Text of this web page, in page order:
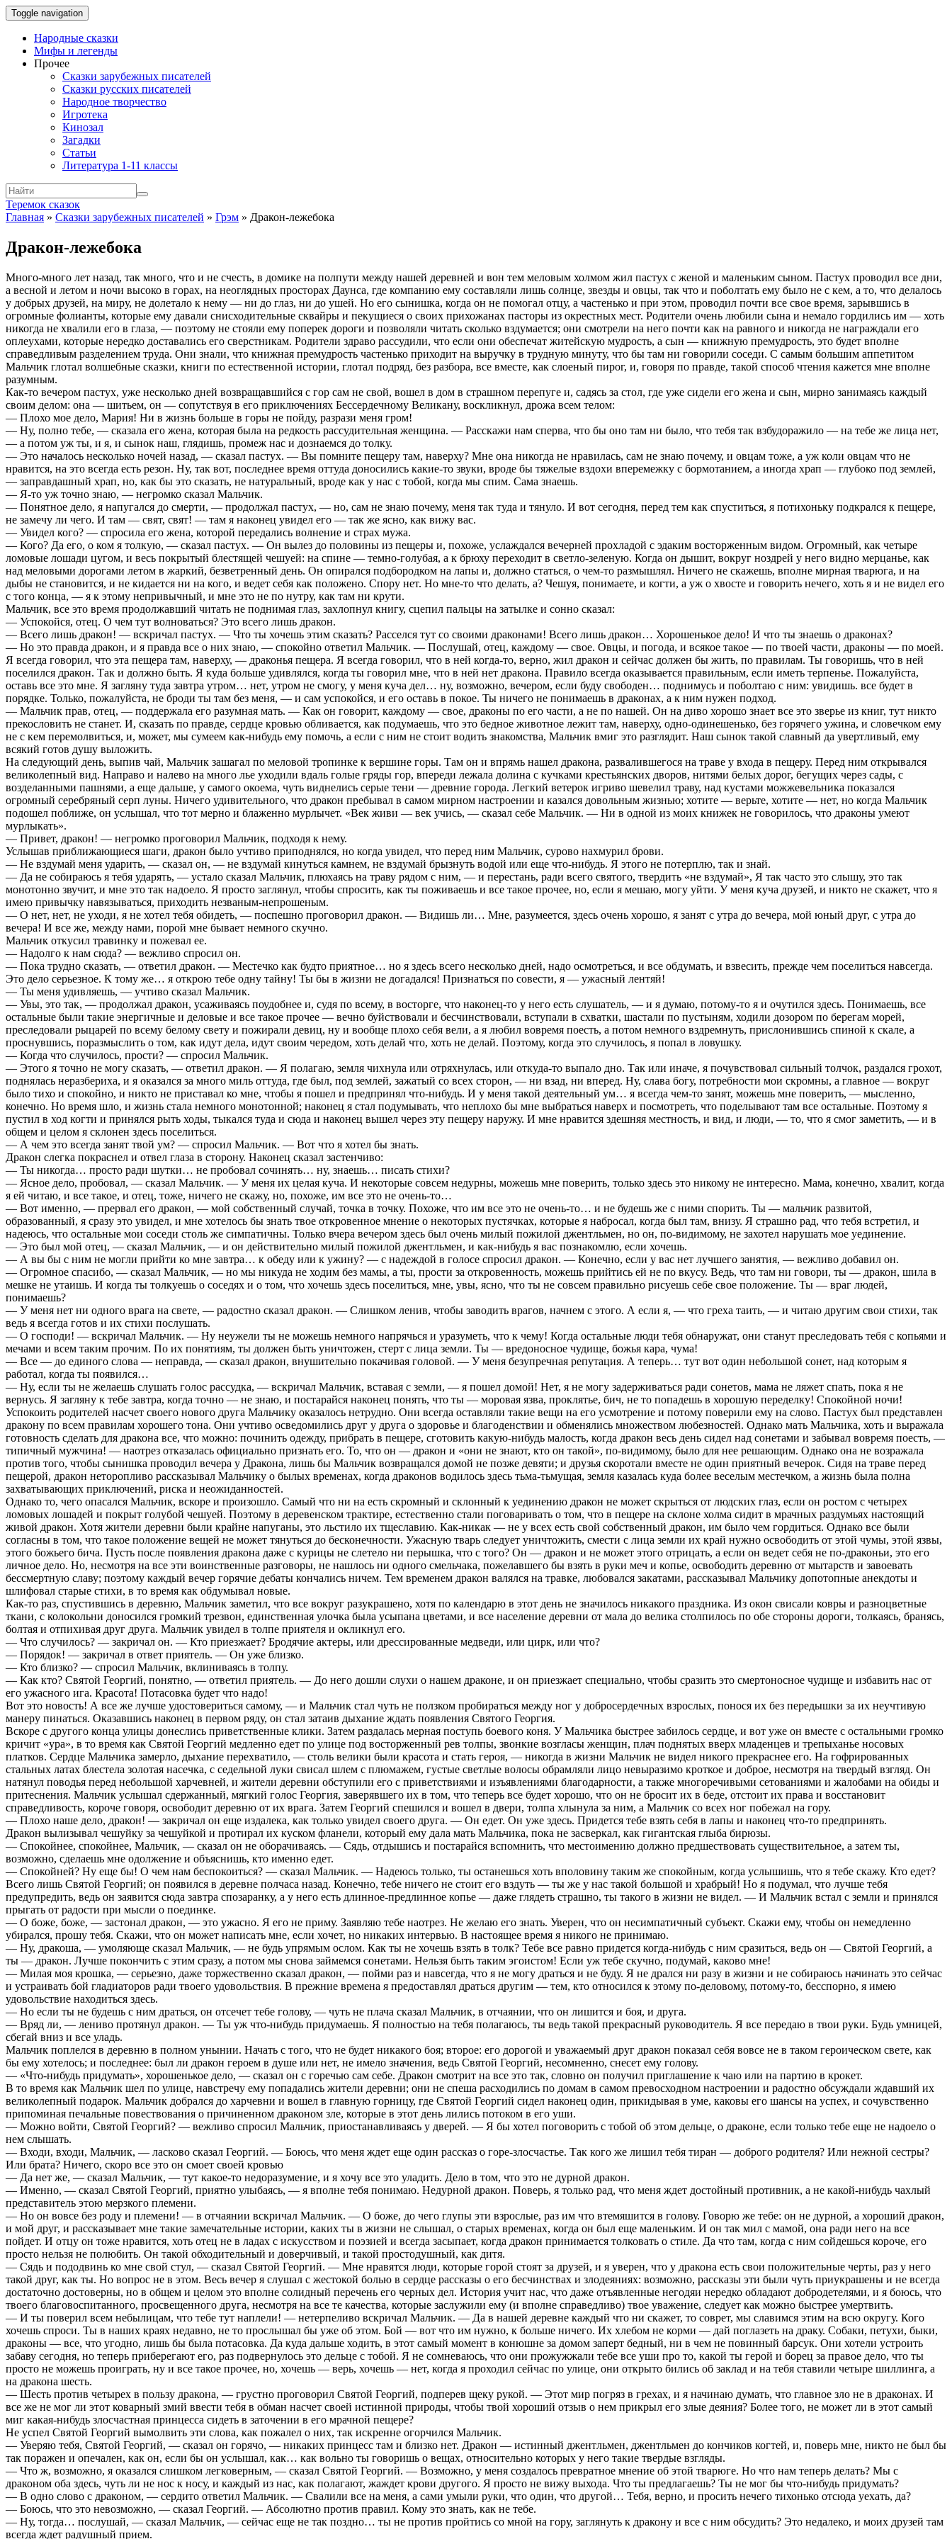
Toggle navigation
Народные сказки
Мифы и легенды
Прочее
Сказки зарубежных писателей
Сказки русских писателей
Народное творчество
Игротека
Кинозал
Загадки
Статьи
Литература 1-11 классы
Теремок сказок
Главная » Сказки зарубежных писателей » Грэм » Дракон-лежебока
Дракон-лежебока
Много-много лет назад, так много, что и не счесть, в домике на полпути между нашей деревней и вон тем меловым холмом жил пастух с женой и маленьким сыном. Пастух проводил все дни,
а весной и летом и ночи высоко в горах, на неоглядных просторах Даунса, где компанию ему составляли лишь солнце, звезды и овцы, так что и поболтать ему было не с кем, а то, что делалось
у добрых друзей, на миру, не долетало к нему — ни до глаз, ни до ушей. Но его сынишка, когда он не помогал отцу, а частенько и при этом, проводил почти все свое время, зарывшись в
огромные фолианты, которые ему давали снисходительные сквайры и пекущиеся о своих прихожанах пасторы из окрестных мест. Родители очень любили сына и немало гордились им — хоть
никогда не хвалили его в глаза, — поэтому не стояли ему поперек дороги и позволяли читать сколько вздумается; они смотрели на него почти как на равного и никогда не награждали его
оплеухами, которые нередко доставались его сверстникам. Родители здраво рассудили, что если они обеспечат житейскую мудрость, а сын — книжную премудрость, это будет вполне
справедливым разделением труда. Они знали, что книжная премудрость частенько приходит на выручку в трудную минуту, что бы там ни говорили соседи. С самым большим аппетитом
Мальчик глотал волшебные сказки, книги по естественной истории, глотал подряд, без разбора, все вместе, как слоеный пирог, и, говоря по правде, такой способ чтения кажется мне вполне
разумным.
Как-то вечером пастух, уже несколько дней возвращавшийся с гор сам не свой, вошел в дом в страшном перепуге и, садясь за стол, где уже сидели его жена и сын, мирно занимаясь каждый
своим делом: она — шитьем, он — сопутствуя в его приключениях Бессердечному Великану, воскликнул, дрожа всем телом:
— Плохо мое дело, Мария! Ни в жизнь больше в горы не пойду, разрази меня гром!
— Ну, полно тебе, — сказала его жена, которая была на редкость рассудительная женщина. — Расскажи нам сперва, что бы оно там ни было, что тебя так взбудоражило — на тебе же лица нет,
— а потом уж ты, и я, и сынок наш, глядишь, промеж нас и дознаемся до толку.
— Это началось несколько ночей назад, — сказал пастух. — Вы помните пещеру там, наверху? Мне она никогда не нравилась, сам не знаю почему, и овцам тоже, а уж коли овцам что не
нравится, на это всегда есть резон. Ну, так вот, последнее время оттуда доносились какие-то звуки, вроде бы тяжелые вздохи вперемежку с бормотанием, а иногда храп — глубоко под землей,
— заправдашный храп, но, как бы это сказать, не натуральный, вроде как у нас с тобой, когда мы спим. Сама знаешь.
— Я-то уж точно знаю, — негромко сказал Мальчик.
— Понятное дело, я напугался до смерти, — продолжал пастух, — но, сам не знаю почему, меня так туда и тянуло. И вот сегодня, перед тем как спуститься, я потихоньку подкрался к пещере,
не замечу ли чего. И там — свят, свят! — там я наконец увидел его — так же ясно, как вижу вас.
— Увидел кого? — спросила его жена, которой передались волнение и страх мужа.
— Кого? Да его, о ком я толкую, — сказал пастух. — Он вылез до половины из пещеры и, похоже, услаждался вечерней прохладой с эдаким восторженным видом. Огромный, как четыре
ломовые лошади цугом, и весь покрытый блестящей чешуей: на спине — темно-голубая, а к брюху переходит в светло-зеленую. Когда он дышит, вокруг ноздрей у него видно мерцанье, как
над меловыми дорогами летом в жаркий, безветренный день. Он опирался подбородком на лапы и, должно статься, о чем-то размышлял. Ничего не скажешь, вполне мирная тварюга, и на
дыбы не становится, и не кидается ни на кого, и ведет себя как положено. Спору нет. Но мне-то что делать, а? Чешуя, понимаете, и когти, а уж о хвосте и говорить нечего, хоть я и не видел его
с того конца, — я к этому непривычный, и мне это не по нутру, как там ни крути.
Мальчик, все это время продолжавший читать не поднимая глаз, захлопнул книгу, сцепил пальцы на затылке и сонно сказал:
— Успокойся, отец. О чем тут волноваться? Это всего лишь дракон.
— Всего лишь дракон! — вскричал пастух. — Что ты хочешь этим сказать? Расселся тут со своими драконами! Всего лишь дракон… Хорошенькое дело! И что ты знаешь о драконах?
— Но это правда дракон, и я правда все о них знаю, — спокойно ответил Мальчик. — Послушай, отец, каждому — свое. Овцы, и погода, и всякое такое — по твоей части, драконы — по моей.
Я всегда говорил, что эта пещера там, наверху, — драконья пещера. Я всегда говорил, что в ней когда-то, верно, жил дракон и сейчас должен бы жить, по правилам. Ты говоришь, что в ней
поселился дракон. Так и должно быть. Я куда больше удивлялся, когда ты говорил мне, что в ней нет дракона. Правило всегда оказывается правильным, если иметь терпенье. Пожалуйста,
оставь все это мне. Я загляну туда завтра утром… нет, утром не смогу, у меня куча дел… ну, возможно, вечером, если буду свободен… поднимусь и поболтаю с ним: увидишь. все будет в
порядке. Только, пожалуйста, не броди ты там без меня, — и сам успокойся, и его оставь в покое. Ты ничего не понимаешь в драконах, а к ним нужен подход.
— Мальчик прав, отец, — поддержала его разумная мать. — Как он говорит, каждому — свое, драконы по его части, а не по нашей. Он на диво хорошо знает все это зверье из книг, тут никто
прекословить не станет. И, сказать по правде, сердце кровью обливается, как подумаешь, что это бедное животное лежит там, наверху, одно-одинешенько, без горячего ужина, и словечком ему
не с кем перемолвиться, и, может, мы сумеем как-нибудь ему помочь, а если с ним не стоит водить знакомства, Мальчик вмиг это разглядит. Наш сынок такой славный да увертливый, ему
всякий готов душу выложить.
На следующий день, выпив чай, Мальчик зашагал по меловой тропинке к вершине горы. Там он и впрямь нашел дракона, развалившегося на траве у входа в пещеру. Перед ним открывался
великолепный вид. Направо и налево на много лье уходили вдаль голые гряды гор, впереди лежала долина с кучками крестьянских дворов, нитями белых дорог, бегущих через сады, с
возделанными пашнями, а еще дальше, у самого окоема, чуть виднелись серые тени — древние города. Легкий ветерок игриво шевелил траву, над кустами можжевельника показался
огромный серебряный серп луны. Ничего удивительного, что дракон пребывал в самом мирном настроении и казался довольным жизнью; хотите — верьте, хотите — нет, но когда Мальчик
подошел поближе, он услышал, что тот мерно и блаженно мурлычет. «Век живи — век учись, — сказал себе Мальчик. — Ни в одной из моих книжек не говорилось, что драконы умеют
мурлыкать».
— Привет, дракон! — негромко проговорил Мальчик, подходя к нему.
Услышав приближающиеся шаги, дракон было учтиво приподнялся, но когда увидел, что перед ним Мальчик, сурово нахмурил брови.
— Не вздумай меня ударить, — сказал он, — не вздумай кинуться камнем, не вздумай брызнуть водой или еще что-нибудь. Я этого не потерплю, так и знай.
— Да не собираюсь я тебя ударять, — устало сказал Мальчик, плюхаясь на траву рядом с ним, — и перестань, ради всего святого, твердить «не вздумай», Я так часто это слышу, это так
монотонно звучит, и мне это так надоело. Я просто заглянул, чтобы спросить, как ты поживаешь и все такое прочее, но, если я мешаю, могу уйти. У меня куча друзей, и никто не скажет, что я
имею привычку навязываться, приходить незваным-непрошеным.
— О нет, нет, не уходи, я не хотел тебя обидеть, — поспешно проговорил дракон. — Видишь ли… Мне, разумеется, здесь очень хорошо, я занят с утра до вечера, мой юный друг, с утра до
вечера! И все же, между нами, порой мне бывает немного скучно.
Мальчик откусил травинку и пожевал ее.
— Надолго к нам сюда? — вежливо спросил он.
— Пока трудно сказать, — ответил дракон. — Местечко как будто приятное… но я здесь всего несколько дней, надо осмотреться, и все обдумать, и взвесить, прежде чем поселиться навсегда.
Это дело серьезное. К тому же… я открою тебе одну тайну! Ты бы в жизни не догадался! Признаться по совести, я — ужасный лентяй!
— Ты меня удивляешь, — учтиво сказал Мальчик.
— Увы, это так, — продолжал дракон, усаживаясь поудобнее и, судя по всему, в восторге, что наконец-то у него есть слушатель, — и я думаю, потому-то я и очутился здесь. Понимаешь, все
остальные были такие энергичные и деловые и все такое прочее — вечно буйствовали и бесчинствовали, вступали в схватки, шастали по пустыням, ходили дозором по берегам морей,
преследовали рыцарей по всему белому свету и пожирали девиц, ну и вообще плохо себя вели, а я любил вовремя поесть, а потом немного вздремнуть, прислонившись спиной к скале, а
проснувшись, поразмыслить о том, как идут дела, идут своим чередом, хоть делай что, хоть не делай. Поэтому, когда это случилось, я попал в ловушку.
— Когда что случилось, прости? — спросил Мальчик.
— Этого я точно не могу сказать, — ответил дракон. — Я полагаю, земля чихнула или отряхнулась, или откуда-то выпало дно. Так или иначе, я почувствовал сильный толчок, раздался грохот,
поднялась неразбериха, и я оказался за много миль оттуда, где был, под землей, зажатый со всех сторон, — ни взад, ни вперед. Ну, слава богу, потребности мои скромны, а главное — вокруг
было тихо и спокойно, и никто не приставал ко мне, чтобы я пошел и предпринял что-нибудь. И у меня такой деятельный ум… я всегда чем-то занят, можешь мне поверить, — мысленно,
конечно. Но время шло, и жизнь стала немного монотонной; наконец я стал подумывать, что неплохо бы мне выбраться наверх и посмотреть, что поделывают там все остальные. Поэтому я
пустил в ход когти и принялся рыть ходы, тыкался туда и сюда и наконец вышел через эту пещеру наружу. И мне нравится здешняя местность, и вид, и люди, — то, что я смог заметить, — и в
общем и целом я склонен здесь поселиться.
— А чем это всегда занят твой ум? — спросил Мальчик. — Вот что я хотел бы знать.
Дракон слегка покраснел и отвел глаза в сторону. Наконец сказал застенчиво:
— Ты никогда… просто ради шутки… не пробовал сочинять… ну, знаешь… писать стихи?
— Ясное дело, пробовал, — сказал Мальчик. — У меня их целая куча. И некоторые совсем недурны, можешь мне поверить, только здесь это никому не интересно. Мама, конечно, хвалит, когда
я ей читаю, и все такое, и отец, тоже, ничего не скажу, но, похоже, им все это не очень-то…
— Вот именно, — прервал его дракон, — мой собственный случай, точка в точку. Похоже, что им все это не очень-то… и не будешь же с ними спорить. Ты — мальчик развитой,
образованный, я сразу это увидел, и мне хотелось бы знать твое откровенное мнение о некоторых пустячках, которые я набросал, когда был там, внизу. Я страшно рад, что тебя встретил, и
надеюсь, что остальные мои соседи столь же симпатичны. Только вчера вечером здесь был очень милый пожилой джентльмен, но он, по-видимому, не захотел нарушать мое уединение.
— Это был мой отец, — сказал Мальчик, — и он действительно милый пожилой джентльмен, и как-нибудь я вас познакомлю, если хочешь.
— А вы бы с ним не могли прийти ко мне завтра… к обеду или к ужину? — с надеждой в голосе спросил дракон. — Конечно, если у вас нет лучшего занятия, — вежливо добавил он.
— Огромное спасибо, — сказал Мальчик, — но мы никуда не ходим без мамы, а ты, прости за откровенность, можешь прийтись ей не по вкусу. Ведь, что там ни говори, ты — дракон, шила в
мешке не утаишь. И когда ты толкуешь о соседях и о том, что хочешь здесь поселиться, мне, увы, ясно, что ты не совсем правильно рисуешь себе свое положение. Ты — враг людей,
понимаешь?
— У меня нет ни одного врага на свете, — радостно сказал дракон. — Слишком ленив, чтобы заводить врагов, начнем с этого. А если я, — что греха таить, — и читаю другим свои стихи, так
ведь я всегда готов и их стихи послушать.
— О господи! — вскричал Мальчик. — Ну неужели ты не можешь немного напрячься и уразуметь, что к чему! Когда остальные люди тебя обнаружат, они станут преследовать тебя с копьями и
мечами и всем таким прочим. По их понятиям, ты должен быть уничтожен, стерт с лица земли. Ты — вредоносное чудище, божья кара, чума!
— Все — до единого слова — неправда, — сказал дракон, внушительно покачивая головой. — У меня безупречная репутация. А теперь… тут вот один небольшой сонет, над которым я
работал, когда ты появился…
— Ну, если ты не желаешь слушать голос рассудка, — вскричал Мальчик, вставая с земли, — я пошел домой! Нет, я не могу задерживаться ради сонетов, мама не ляжет спать, пока я не
вернусь. Я загляну к тебе завтра, когда точно — не знаю, и постарайся наконец понять, что ты — моровая язва, проклятье, бич, не то попадешь в хорошую переделку! Спокойной ночи!
Успокоить родителей насчет своего нового друга Мальчику оказалось нетрудно. Они всегда оставляли такие вещи на его усмотрение и потому поверили ему на слово. Пастух был представлен
дракону по всем правилам хорошего тона. Они учтиво осведомились друг у друга о здоровье и благоденствии и обменялись множеством любезностей. Однако мать Мальчика, хоть и выражала
готовность сделать для дракона все, что можно: починить одежду, прибрать в пещере, сготовить какую-нибудь малость, когда дракон весь день сидел над сонетами и забывал вовремя поесть, —
типичный мужчина! — наотрез отказалась официально признать его. То, что он — дракон и «они не знают, кто он такой», по-видимому, было для нее решающим. Однако она не возражала
против того, чтобы сынишка проводил вечера у Дракона, лишь бы Мальчик возвращался домой не позже девяти; и друзья скоротали вместе не один приятный вечерок. Сидя на траве перед
пещерой, дракон неторопливо рассказывал Мальчику о былых временах, когда драконов водилось здесь тьма-тьмущая, земля казалась куда более веселым местечком, а жизнь была полна
захватывающих приключений, риска и неожиданностей.
Однако то, чего опасался Мальчик, вскоре и произошло. Самый что ни на есть скромный и склонный к уединению дракон не может скрыться от людских глаз, если он ростом с четырех
ломовых лошадей и покрыт голубой чешуей. Поэтому в деревенском трактире, естественно стали поговаривать о том, что в пещере на склоне холма сидит в мрачных раздумьях настоящий
живой дракон. Хотя жители деревни были крайне напуганы, это льстило их тщеславию. Как-никак — не у всех есть свой собственный дракон, им было чем гордиться. Однако все были
согласны в том, что такое положение вещей не может тянуться до бесконечности. Ужасную тварь следует уничтожить, смести с лица земли их край нужно освободить от этой чумы, этой язвы,
этого божьего бича. Пусть после появления дракона даже с курицы не слетело ни перышка, что с того? Он — дракон и не может этого отрицать, а если он ведет себя не по-драконьи, это его
личное дело. Но, несмотря на все эти воинственные разговоры, не нашлось ни одного смельчака, пожелавшего бы взять в руки меч и копье, освободить деревню от мытарств и завоевать
бессмертную славу; поэтому каждый вечер горячие дебаты кончались ничем. Тем временем дракон валялся на травке, любовался закатами, рассказывал Мальчику допотопные анекдоты и
шлифовал старые стихи, в то время как обдумывал новые.
Как-то раз, спустившись в деревню, Мальчик заметил, что все вокруг разукрашено, хотя по календарю в этот день не значилось никакого праздника. Из окон свисали ковры и разноцветные
ткани, с колокольни доносился громкий трезвон, единственная улочка была усыпана цветами, и все население деревни от мала до велика столпилось по обе стороны дороги, толкаясь, бранясь,
болтая и отпихивая друг друга. Мальчик увидел в толпе приятеля и окликнул его.
— Что случилось? — закричал он. — Кто приезжает? Бродячие актеры, или дрессированные медведи, или цирк, или что?
— Порядок! — закричал в ответ приятель. — Он уже близко.
— Кто близко? — спросил Мальчик, вклиниваясь в толпу.
— Как кто? Святой Георгий, понятно, — ответил приятель. — До него дошли слухи о нашем драконе, и он приезжает специально, чтобы сразить это смертоносное чудище и избавить нас от
его ужасного ига. Красота! Потасовка будет что надо!
Вот это новость! А все же лучше удостовериться самому, — и Мальчик стал чуть не ползком пробираться между ног у добросердечных взрослых, понося их без передышки за их неучтивую
манеру пинаться. Оказавшись наконец в первом ряду, он стал затаив дыхание ждать появления Святого Георгия.
Вскоре с другого конца улицы донеслись приветственные клики. Затем раздалась мерная поступь боевого коня. У Мальчика быстрее забилось сердце, и вот уже он вместе с остальными громко
кричит «ура», в то время как Святой Георгий медленно едет по улице под восторженный рев толпы, звонкие возгласы женщин, плач поднятых вверх младенцев и трепыханье носовых
платков. Сердце Мальчика замерло, дыхание перехватило, — столь велики были красота и стать героя, — никогда в жизни Мальчик не видел никого прекраснее его. На гофрированных
стальных латах блестела золотая насечка, с седельной луки свисал шлем с плюмажем, густые светлые волосы обрамляли лицо невыразимо кроткое и доброе, несмотря на твердый взгляд. Он
натянул поводья перед небольшой харчевней, и жители деревни обступили его с приветствиями и изъявлениями благодарности, а также многоречивыми сетованиями и жалобами на обиды и
притеснения. Мальчик услышал сдержанный, мягкий голос Георгия, заверявшего их в том, что теперь все будет хорошо, что он не бросит их в беде, отстоит их права и восстановит
справедливость, короче говоря, освободит деревню от их врага. Затем Георгий спешился и вошел в двери, толпа хлынула за ним, а Мальчик со всех ног побежал на гору.
— Плохо наше дело, дракон! — закричал он еще издалека, как только увидел своего друга. — Он едет. Он уже здесь. Придется тебе взять себя в лапы и наконец что-то предпринять.
Дракон вылизывал чешуйку за чешуйкой и протирал их куском фланели, который ему дала мать Мальчика, пока не засверкал, как гигантская глыба бирюзы.
— Спокойнее, спокойнее, Мальчик, — сказал он не оборачиваясь. — Сядь, отдышись и постарайся вспомнить, что местоимению должно предшествовать существительное, а затем ты,
возможно, сделаешь мне одолжение и объяснишь, кто именно едет.
— Спокойней? Ну еще бы! О чем нам беспокоиться? — сказал Мальчик. — Надеюсь только, ты останешься хоть вполовину таким же спокойным, когда услышишь, что я тебе скажу. Кто едет?
Всего лишь Святой Георгий; он появился в деревне полчаса назад. Конечно, тебе ничего не стоит его вздуть — ты же у нас такой большой и храбрый! Но я подумал, что лучше тебя
предупредить, ведь он заявится сюда завтра спозаранку, а у него есть длинное-предлинное копье — даже глядеть страшно, ты такого в жизни не видел. — И Мальчик встал с земли и принялся
прыгать от радости при мысли о поединке.
— О боже, боже, — застонал дракон, — это ужасно. Я его не приму. Заявляю тебе наотрез. Не желаю его знать. Уверен, что он несимпатичный субъект. Скажи ему, чтобы он немедленно
убирался, прошу тебя. Скажи, что он может написать мне, если хочет, но никаких интервью. В настоящее время я никого не принимаю.
— Ну, дракоша, — умоляюще сказал Мальчик, — не будь упрямым ослом. Как ты не хочешь взять в толк? Тебе все равно придется когда-нибудь с ним сразиться, ведь он — Святой Георгий, а
ты — дракон. Лучше покончить с этим сразу, а потом мы снова займемся сонетами. Нельзя быть таким эгоистом! Если уж тебе скучно, подумай, каково мне!
— Милая моя крошка, — серьезно, даже торжественно сказал дракон, — пойми раз и навсегда, что я не могу драться и не буду. Я не дрался ни разу в жизни и не собираюсь начинать это сейчас
и устраивать бой гладиаторов ради твоего удовольствия. В прежние времена я предоставлял драться другим — тем, кто относился к этому по-деловому, потому-то, бесспорно, я имею
удовольствие находиться здесь.
— Но если ты не будешь с ним драться, он отсечет тебе голову, — чуть не плача сказал Мальчик, в отчаянии, что он лишится и боя, и друга.
— Вряд ли, — лениво протянул дракон. — Ты уж что-нибудь придумаешь. Я полностью на тебя полагаюсь, ты ведь такой прекрасный руководитель. Я все передаю в твои руки. Будь умницей,
сбегай вниз и все уладь.
Мальчик поплелся в деревню в полном унынии. Начать с того, что не будет никакого боя; второе: его дорогой и уважаемый друг дракон показал себя вовсе не в таком героическом свете, как
бы ему хотелось; и последнее: был ли дракон героем в душе или нет, не имело значения, ведь Святой Георгий, несомненно, снесет ему голову.
— «Что-нибудь придумать», хорошенькое дело, — сказал он с горечью сам себе. Дракон смотрит на все это так, словно он получил приглашение к чаю или на партию в крокет.
В то время как Мальчик шел по улице, навстречу ему попадались жители деревни; они не спеша расходились по домам в самом превосходном настроении и радостно обсуждали ждавший их
великолепный подарок. Мальчик добрался до харчевни и вошел в главную горницу, где Святой Георгий сидел наконец один, прикидывая в уме, каковы его шансы на успех, и сочувственно
припоминая печальные повествования о причиненном драконом зле, которые в этот день лились потоком в его уши.
— Можно войти, Святой Георгий? — вежливо спросил Мальчик, приостанавливаясь у дверей. — Я бы хотел поговорить с тобой об этом дельце, о драконе, если только тебе еще не надоело о
нем слышать.
— Входи, входи, Мальчик, — ласково сказал Георгий. — Боюсь, что меня ждет еще один рассказ о горе-злосчастье. Так кого же лишил тебя тиран — доброго родителя? Или нежной сестры?
Или брата? Ничего, скоро все это он смоет своей кровью
— Да нет же, — сказал Мальчик, — тут какое-то недоразумение, и я хочу все это уладить. Дело в том, что это не дурной дракон.
— Именно, — сказал Святой Георгий, приятно улыбаясь, — я вполне тебя понимаю. Недурной дракон. Поверь, я только рад, что меня ждет достойный противник, а не какой-нибудь чахлый
представитель этою мерзкого племени.
— Но он вовсе без роду и племени! — в отчаянии вскричал Мальчик. — О боже, до чего глупы эти взрослые, раз им что втемяшится в голову. Говорю же тебе: он не дурной, а хороший дракон,
и мой друг, и рассказывает мне такие замечательные истории, каких ты в жизни не слышал, о старых временах, когда он был еще маленьким. И он так мил с мамой, она ради него на все
пойдет. И отцу он тоже нравится, хоть отец не в ладах с искусством и поэзией и всегда засыпает, когда дракон принимается толковать о стиле. Да что там, когда с ним сойдешься короче, его
просто нельзя не полюбить. Он такой обходительный и доверчивый, и такой простодушный, как дитя.
— Сядь и пододвинь ко мне свой стул, — сказал Святой Георгий. — Мне нравятся люди, которые горой стоят за друзей, и я уверен, что у дракона есть свои положительные черты, раз у него
такой друг, как ты. Но вопрос не в этом. Весь вечер я слушал с жестокой болью в сердце рассказы о его бесчинствах и злодеяниях: возможно, рассказы эти были чуть приукрашены и не всегда
достаточно достоверны, но в общем и целом это вполне солидный перечень его черных дел. История учит нас, что даже отъявленные негодяи нередко обладают добродетелями, и я боюсь, что
твоего благовоспитанного, просвещенного друга, несмотря на все те качества, которые заслужили ему (и вполне справедливо) твое уважение, следует как можно быстрее умертвить.
— И ты поверил всем небылицам, что тебе тут наплели! — нетерпеливо вскричал Мальчик. — Да в нашей деревне каждый что ни скажет, то соврет, мы славимся этим на всю округу. Кого
хочешь спроси. Ты в наших краях недавно, не то прослышал бы уже об этом. Бой — вот что им нужно, к больше ничего. Их хлебом не корми — дай поглазеть на драку. Собаки, петухи, быки,
драконы — все, что угодно, лишь бы была потасовка. Да куда дальше ходить, в этот самый момент в конюшне за домом заперт бедный, ни в чем не повинный барсук. Они хотели устроить
забаву сегодня, но теперь приберегают его, раз подвернулось это дельце с тобой. Я не сомневаюсь, что они прожужжали тебе все уши про то, какой ты герой и борец за правое дело, что ты
просто не можешь проиграть, ну и все такое прочее, но, хочешь — верь, хочешь — нет, когда я проходил сейчас по улице, они открыто бились об заклад и на тебя ставили четыре шиллинга, а
на дракона шесть.
— Шесть против четырех в пользу дракона, — грустно проговорил Святой Георгий, подперев щеку рукой. — Этот мир погряз в грехах, и я начинаю думать, что главное зло не в драконах. И
все же не мог ли этот коварный змий ввести тебя в обман насчет своей истинной природы, чтобы твой хороший отзыв о нем прикрыл его злые деяния? Более того, не может ли в этот самый
миг какая-нибудь злосчастная принцесса сидеть в заточении в его мрачной пещере?
Не успел Святой Георгий вымолвить эти слова, как пожалел о них, так искренне огорчился Мальчик.
— Уверяю тебя, Святой Георгий, — сказал он горячо, — никаких принцесс там и близко нет. Дракон — истинный джентльмен, джентльмен до кончиков когтей, и, поверь мне, никто не был бы
так поражен и опечален, как он, если бы он услышал, как… как вольно ты говоришь о вещах, относительно которых у него такие твердые взгляды.
— Что ж, возможно, я оказался слишком легковерным, — сказал Святой Георгий. — Возможно, у меня создалось превратное мнение об этой тварюге. Но что нам теперь делать? Мы с
драконом оба здесь, чуть ли не нос к носу, и каждый из нас, как полагают, жаждет крови другого. Я просто не вижу выхода. Что ты предлагаешь? Ты не мог бы что-нибудь придумать?
— В одно слово с драконом, — сердито ответил Мальчик. — Свалили все на меня, а сами умыли руки, что один, что другой… Тебя, верно, и просить нечего тихонько отсюда уехать, да?
— Боюсь, что это невозможно, — сказал Георгий. — Абсолютно против правил. Кому это знать, как не тебе.
— Ну, тогда… послушай, — сказал Мальчик, — сейчас еще не так поздно… ты не против пройтись со мной на гору, заглянуть к дракону и все с ним обсудить? Это недалеко, и моих друзей там
всегда ждет радушный прием.